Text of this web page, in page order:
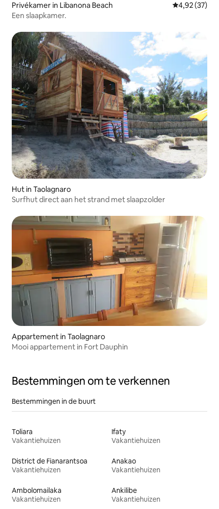
Privékamer in Libanona Beach Gemiddelde
4,92 (37)
Een slaapkamer.
Hut in Taolagnaro
Surfhut direct aan het strand met slaapzolder
Appartement in Taolagnaro
Mooi appartement in Fort Dauphin
Bestemmingen om te verkennen
Bestemmingen in de buurt
Toliara
Vakantiehuizen
Ifaty
Vakantiehuizen
District de Fianarantsoa
Vakantiehuizen
Anakao
Vakantiehuizen
Ambolomailaka
Vakantiehuizen
Ankilibe
Vakantiehuizen